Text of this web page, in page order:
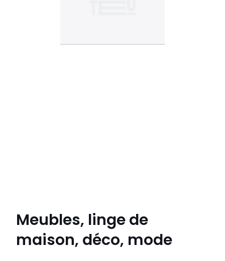
Meubles, linge de
maison, déco, mode